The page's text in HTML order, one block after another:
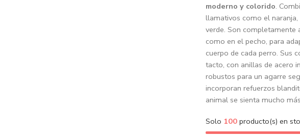
moderno y colorido.
llamativos como el
verde. Son completamente
como en el pecho, para
cuerpo de cada perro. Sus
tacto, con anillas de acero
robustos para un agarre
incorporan refuerzos
animal se sienta mucho
Solo 100 producto(s) en